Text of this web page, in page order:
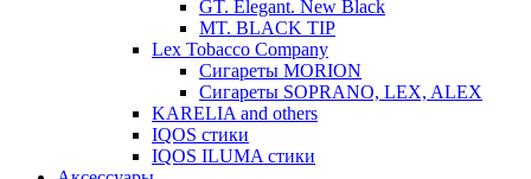
GT. Elegant. New Black
MT. BLACK TIP
Lex Tobacco Company
Сигареты MORION
Сигареты SOPRANO, LEX, ALEX
KARELIA and others
IQOS стики
IQOS ILUMA стики